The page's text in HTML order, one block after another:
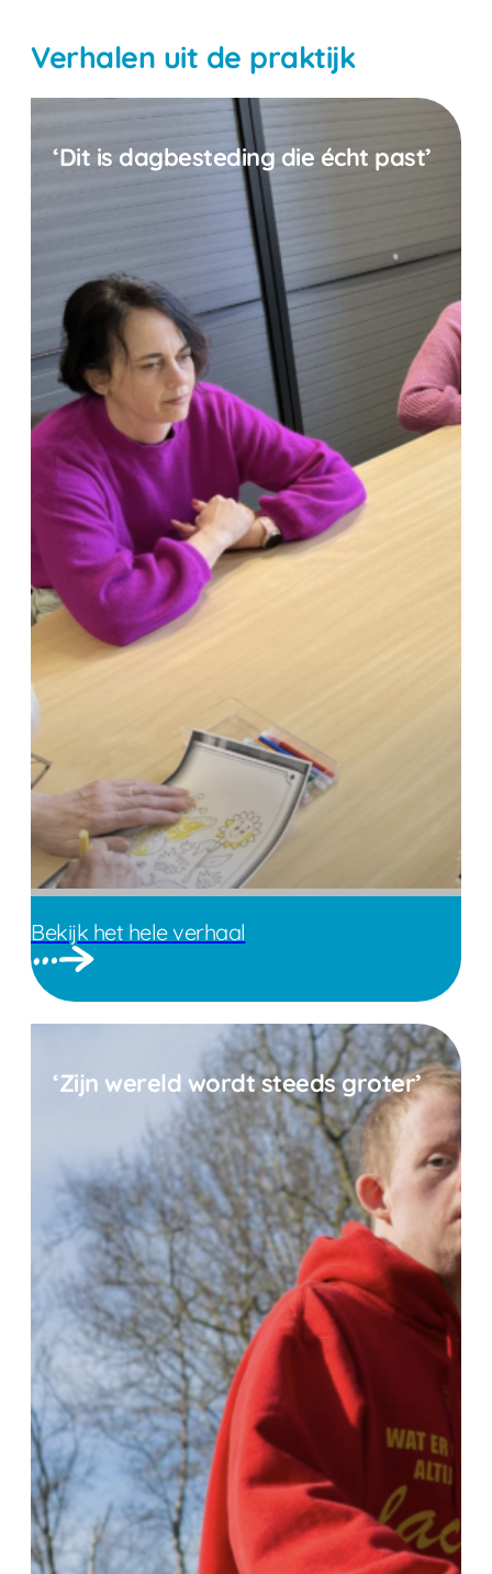
Verhalen uit de praktijk
‘Dit is dagbesteding die écht past’
Bekijk het hele verhaal
‘Zijn wereld wordt steeds groter’